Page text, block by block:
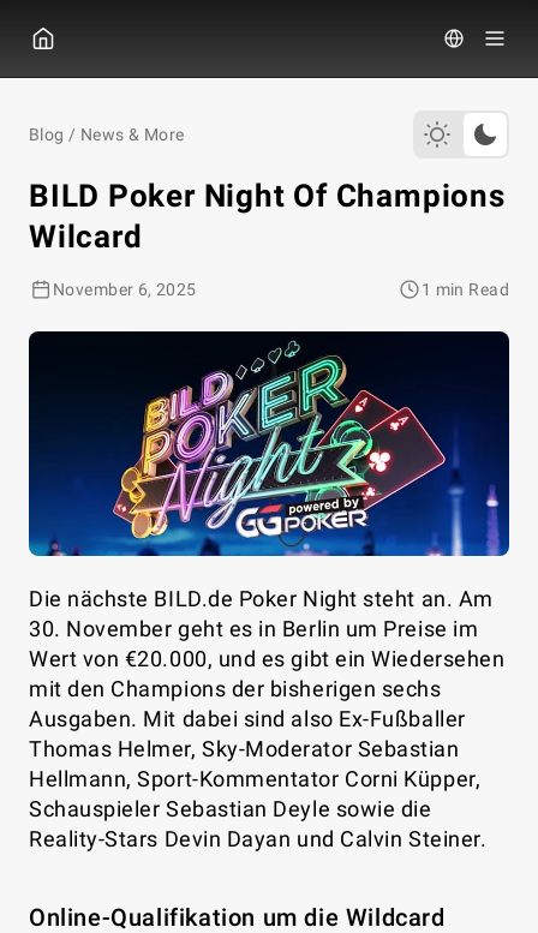
Blog / News & More
BILD Poker Night Of Champions
Wilcard
November 6, 2025 1 min Read
Die nächste BILD.de Poker Night steht an. Am
30. November geht es in Berlin um Preise im
Wert von €20.000, und es gibt ein Wiedersehen
mit den Champions der bisherigen sechs
Ausgaben. Mit dabei sind also Ex-Fußballer
Thomas Helmer, Sky-Moderator Sebastian
Hellmann, Sport-Kommentator Corni Küpper,
Schauspieler Sebastian Deyle sowie die
Reality-Stars Devin Dayan und Calvin Steiner.
Online-Qualifikation um die Wildcard